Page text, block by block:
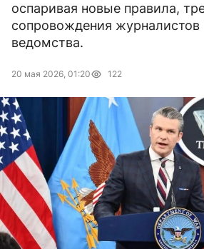
оспаривая новые правила,
сопровождения журналистов
ведомства.
20 мая 2026, 01:20 122